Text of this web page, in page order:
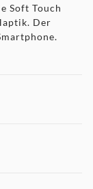
Soft Touch
Der